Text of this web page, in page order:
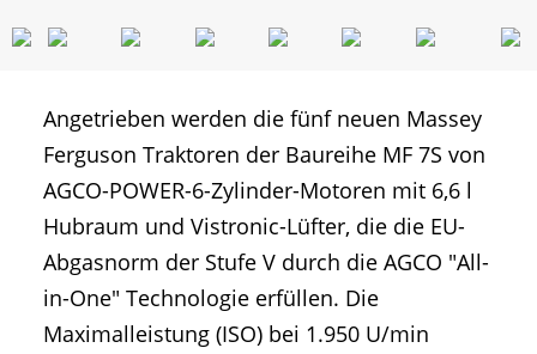
Angetrieben werden die fünf neuen Massey
Ferguson Traktoren der Baureihe MF 7S von
AGCO-POWER-6-Zylinder-Motoren mit 6,6 l
Hubraum und Vistronic-Lüfter, die die EU-
Abgasnorm der Stufe V durch die AGCO "All-
in-One" Technologie erfüllen. Die
Maximalleistung (ISO) bei 1.950 U/min